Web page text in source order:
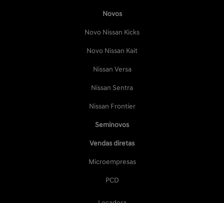
Novos
Novo Nissan Kicks
Novo Nissan Kait
Nissan Versa
Nissan Sentra
Nissan Frontier
Seminovos
Vendas diretas
Microempresas
PCD